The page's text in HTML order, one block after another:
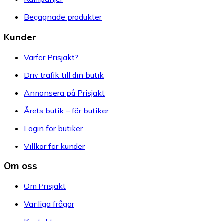
Begagnade produkter
Kunder
Varför Prisjakt?
Driv trafik till din butik
Annonsera på Prisjakt
Årets butik – för butiker
Login för butiker
Villkor för kunder
Om oss
Om Prisjakt
Vanliga frågor